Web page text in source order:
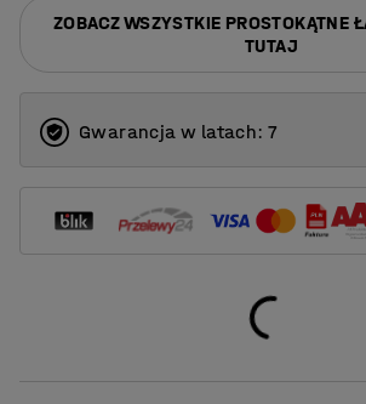
ZOBACZ WSZYSTKIE PROSTOKĄTNE
TUTAJ
Gwarancja w latach: 7